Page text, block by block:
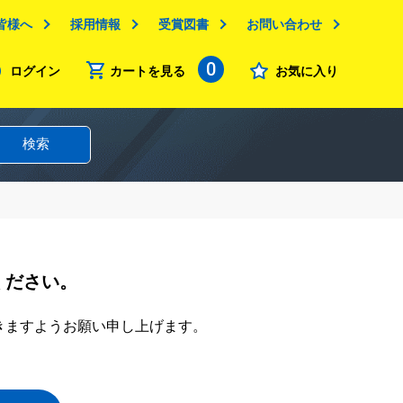
様へ 採用情報 受賞図書 お問い合わせ
ログイン カートを見る 0 お気に入り
検索
さい。
すようお願い申し上げます。